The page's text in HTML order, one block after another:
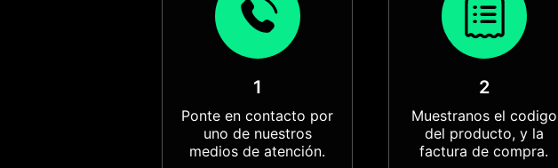
1
Ponte en contacto por
uno de nuestros
medios de atención.
2
Muestranos el codigo
del producto, y la
factura de compra.